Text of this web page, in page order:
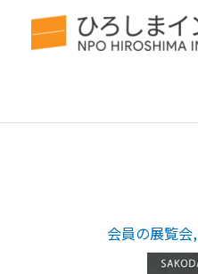
会員の展覧会,